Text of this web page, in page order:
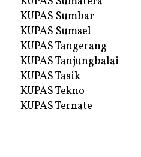
KUPAS Sumbar
KUPAS Sumsel
KUPAS Tangerang
KUPAS Tanjungbalai
KUPAS Tasik
KUPAS Tekno
KUPAS Ternate